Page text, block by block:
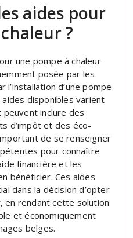
aides pour
?
une pompe à chaleur
posée par les
d’une pompe
aides disponibles varient
inclure des
d’impôt et des éco-
de se renseigner
pour connaître
financière et les
bénéficier. Ces aides
dans la décision d’opter
en rendant cette solution
et économiquement
belges.